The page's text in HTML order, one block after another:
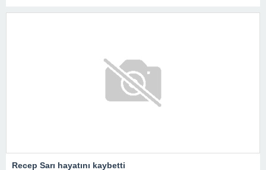
Recep Sarı hayatını kaybetti